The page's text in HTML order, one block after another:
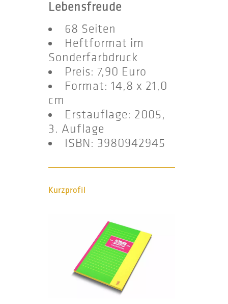
Lebensfreude
68 Seiten
Heftformat im
Sonderfarbdruck
Preis: 7,90 Euro
Format: 14,8 x 21,0
cm
Erstauflage: 2005,
3. Auflage
ISBN: 3980942945
Kurzprofil